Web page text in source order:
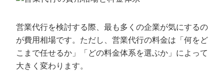
営業代行を検討する際、最も多くの企業が気にするの
が費用相場です。ただし、営業代行の料金は「何をど
こまで任せるか」「どの料金体系を選ぶか」によって
大きく変わります。